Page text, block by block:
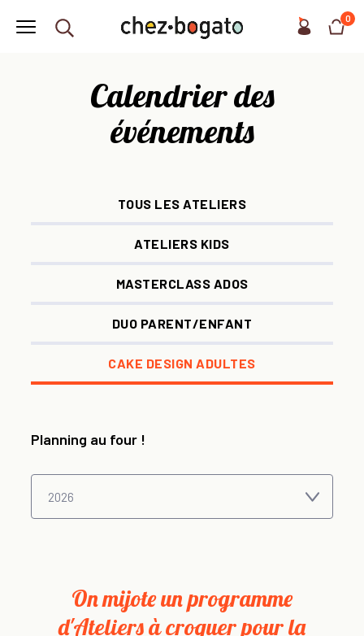
0
Calendrier des
événements
TOUS LES ATELIERS
ATELIERS KIDS
MASTERCLASS ADOS
DUO PARENT/ENFANT
CAKE DESIGN ADULTES
Planning au four !
On mijote un programme
d'Ateliers à croquer pour la